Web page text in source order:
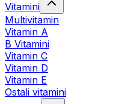
Vitamini
Multivitamin
Vitamin A
B Vitamini
Vitamin C
Vitamin D
Vitamin E
Ostali vitamini